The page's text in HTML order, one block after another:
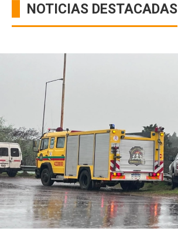
NOTICIAS DESTACADAS